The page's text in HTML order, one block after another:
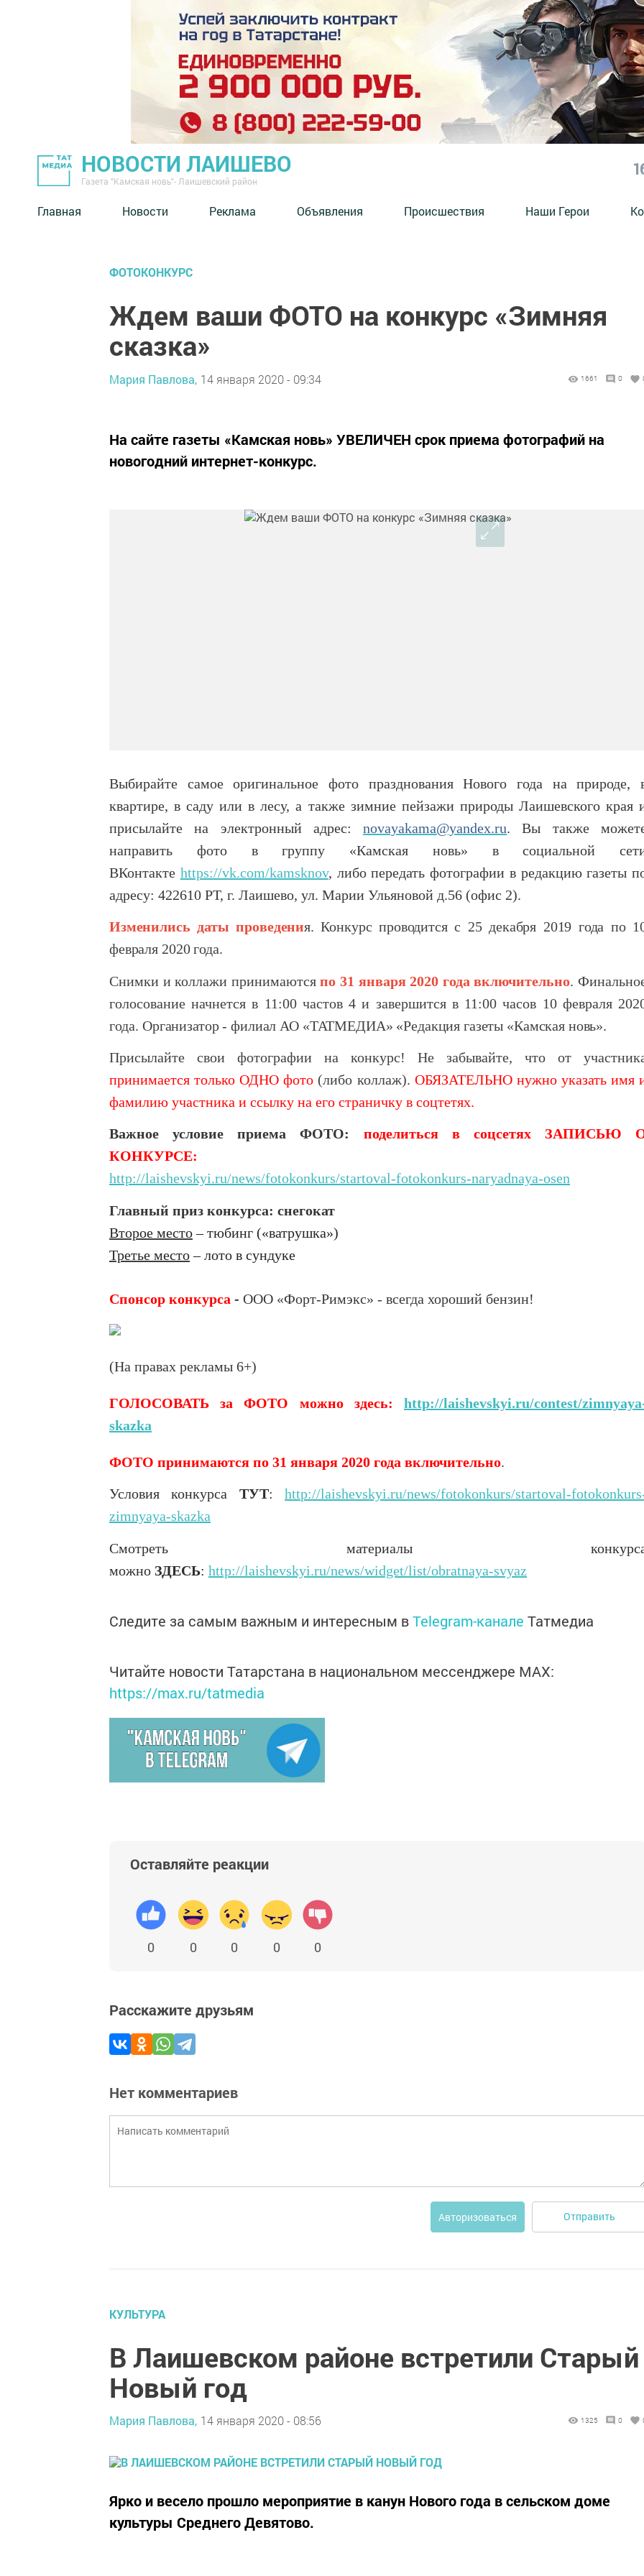
НОВОСТИ ЛАИШЕВО
Газета "Камская новь"- Лаишевский район
Главная Новости Реклама Объявления Происшествия Наши Герои
ФОТОКОНКУРС
Ждем ваши ФОТО на конкурс «Зимняя
сказка»
Мария Павлова, 14 января 2020 - 09:34 1661 0
На сайте газеты «Камская новь» УВЕЛИЧЕН срок приема фотографий на
новогодний интернет-конкурс.
Выбирайте самое оригинальное фото празднования Нового года на природе,
квартире, в саду или в лесу, а также зимние пейзажи природы Лаишевского края
присылайте на электронный адрес:novayakama@yandex.ru. Вы также
направить фото в группу «Камская новь» в социальной
ВКонтакте https://vk.com/kamsknov, либо передать фотографии в редакцию газеты
адресу: 422610 РТ, г. Лаишево, ул. Марии Ульяновой д.56 (офис 2).
Изменились даты проведения. Конкурс проводится с 25 декабря 2019 года по
февраля 2020 года.
Снимки и коллажи принимаютсяпо 31 января 2020 года включительно.
голосование начнется в 11:00 частов 4 и завершится в 11:00 часов 10 февраля
года. Организатор - филиал АО «ТАТМЕДИА» «Редакция газеты «Камская новь».
Присылайте свои фотографии на конкурс! Не забывайте, что от
принимается только ОДНО фото (либо коллаж). ОБЯЗАТЕЛЬНО нужно указать имя
фамилию участника и ссылку на его страничку в соцтетях.
Важное условие приема ФОТО: поделиться в соцсетях ЗАПИСЬЮ
КОНКУРСЕ:
http://laishevskyi.ru/news/fotokonkurs/startoval-fotokonkurs-naryadnaya-osen
Главный приз конкурса: снегокат
Второе место– тюбинг («ватрушка»)
Третье место– лото в сундуке
Спонсор конкурса - ООО «Форт-Римэкс» - всегда хороший бензин!
(На правах рекламы 6+)
ГОЛОСОВАТЬ за ФОТО можно здесь: http://laishevskyi.ru/contest/
skazka
ФОТО принимаются по 31 января 2020 года включительно.
Условия конкурса ТУТ:http://laishevskyi.ru/news/fotokonkurs/startoval-
zimnyaya-skazka
Смотреть материалы
можно ЗДЕСЬ: http://laishevskyi.ru/news/widget/list/obratnaya-svyaz
Следите за самым важным и интересным вTelegram-канале Татмедиа
Читайте новости Татарстана в национальном мессенджере MАХ:
https://max.ru/tatmedia
Оставляйте реакции
0 0 0 0 0
Расскажите друзьям
Нет комментариев
Авторизоваться Отправить
КУЛЬТУРА
В Лаишевском районе встретили Старый
Новый год
Мария Павлова, 14 января 2020 - 08:56 1325 0
Ярко и весело прошло мероприятие в канун Нового года в сельском доме
культуры Среднего Девятово.